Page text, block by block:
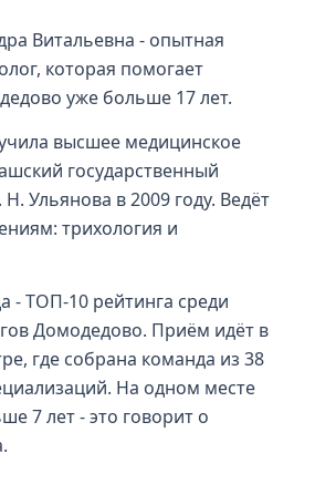
Витальевна - опытная
которая помогает
уже больше 17 лет.
высшее медицинское
государственный
Ульянова в 2009 году. Ведёт
трихология и
- ТОП-10 рейтинга среди
Домодедово. Приём идёт в
где собрана команда из 38
На одном месте
7 лет - это говорит о